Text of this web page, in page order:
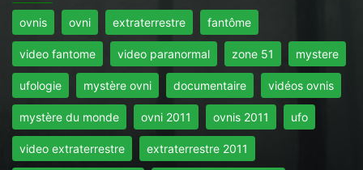
ovnis ovni extraterrestre fantôme
video fantome video paranormal zone 51 mystere
ufologie mystère ovni documentaire vidéos ovnis
mystère du monde ovni 2011 ovnis 2011 ufo
video extraterrestre extraterrestre 2011